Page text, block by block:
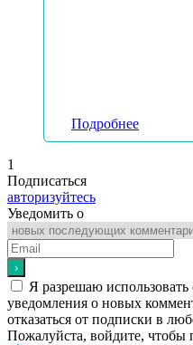
Подробнее
1
Подписаться
авторизуйтесь
Уведомить о
Я разрешаю использовать
уведомления о новых
отказаться от подписки в
Пожалуйста, войдите, чтобы